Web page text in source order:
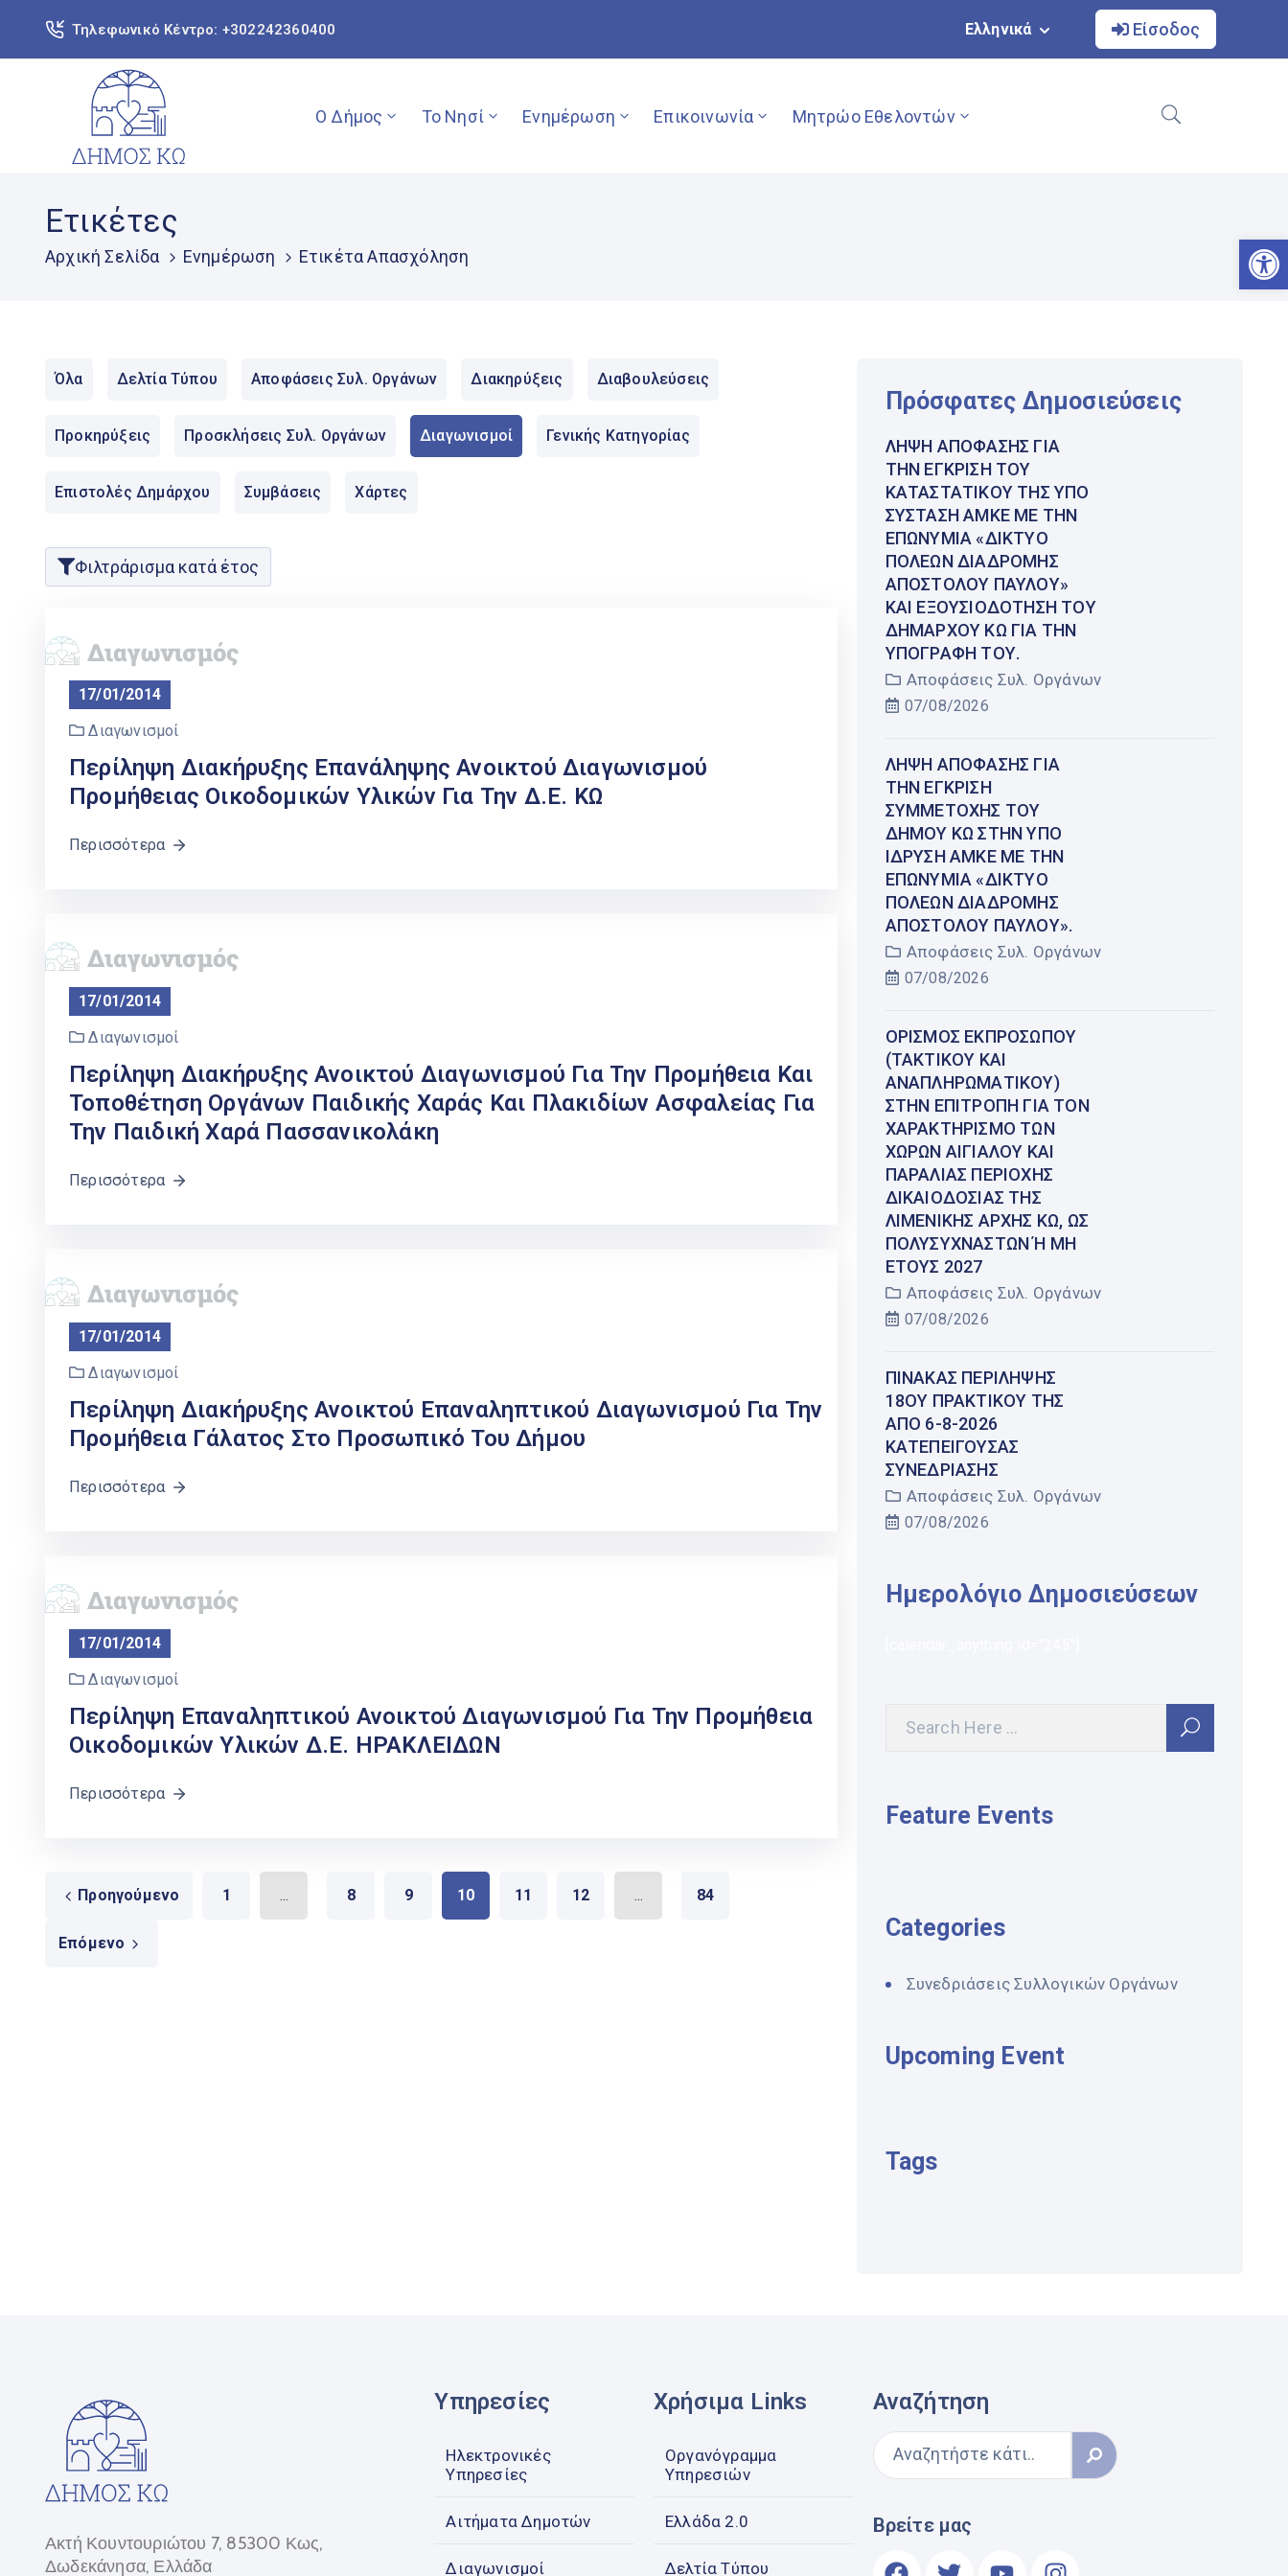
Τηλεφωνικό Κέντρο: +302242360400 Ελληνικά Είσοδος
Ο Δήμος Το Νησί Ενημέρωση Επικοινωνία Μητρώο Εθελοντών
Ετικέτες
Αρχική Σελίδα Ενημέρωση Ετικέτα Απασχόληση
Όλα Δελτία Τύπου Αποφάσεις Συλ. Οργάνων Διακηρύξεις Διαβουλεύσεις
Προκηρύξεις Προσκλήσεις Συλ. Οργάνων Διαγωνισμοί Γενικής Κατηγορίας
Επιστολές Δημάρχου Συμβάσεις Χάρτες
Φιλτράρισμα κατά έτος
17/01/2014
Διαγωνισμοί
Περίληψη Διακήρυξης Επανάληψης Ανοικτού Διαγωνισμού
Προμήθειας Οικοδομικών Υλικών Για Την Δ.Ε. ΚΩ
Περισσότερα
17/01/2014
Διαγωνισμοί
Περίληψη Διακήρυξης Ανοικτού Διαγωνισμού Για Την Προμήθεια Και
Τοποθέτηση Οργάνων Παιδικής Χαράς Και Πλακιδίων Ασφαλείας Για
Την Παιδική Χαρά Πασσανικολάκη
Περισσότερα
17/01/2014
Διαγωνισμοί
Περίληψη Διακήρυξης Ανοικτού Επαναληπτικού Διαγωνισμού Για Την
Προμήθεια Γάλατος Στο Προσωπικό Του Δήμου
Περισσότερα
17/01/2014
Διαγωνισμοί
Περίληψη Επαναληπτικού Ανοικτού Διαγωνισμού Για Την Προμήθεια
Οικοδομικών Υλικών Δ.Ε. ΗΡΑΚΛΕΙΔΩΝ
Περισσότερα
Προηγούμενο 1 ... 8 9 10 11 12 ... 84
Επόμενο
Πρόσφατες Δημοσιεύσεις
ΛΉΨΗ ΑΠΌΦΑΣΗΣ ΓΙΑ
ΤΗΝ ΈΓΚΡΙΣΗ ΤΟΥ
ΚΑΤΑΣΤΑΤΙΚΟΎ ΤΗΣ ΥΠΌ
ΣΎΣΤΑΣΗ ΑΜΚΕ ΜΕ ΤΗΝ
ΕΠΩΝΥΜΊΑ «ΔΊΚΤΥΟ
ΠΌΛΕΩΝ ΔΙΑΔΡΟΜΉΣ
ΑΠΟΣΤΌΛΟΥ ΠΑΎΛΟΥ»
ΚΑΙ ΕΞΟΥΣΙΟΔΌΤΗΣΗ ΤΟΥ
ΔΗΜΆΡΧΟΥ ΚΩ ΓΙΑ ΤΗΝ
ΥΠΟΓΡΑΦΉ ΤΟΥ.
Αποφάσεις Συλ. Οργάνων
07/08/2026
ΛΉΨΗ ΑΠΌΦΑΣΗΣ ΓΙΑ
ΤΗΝ ΈΓΚΡΙΣΗ
ΣΥΜΜΕΤΟΧΉΣ ΤΟΥ
ΔΉΜΟΥ ΚΩ ΣΤΗΝ ΥΠΌ
ΊΔΡΥΣΗ ΑΜΚΕ ΜΕ ΤΗΝ
ΕΠΩΝΥΜΊΑ «ΔΊΚΤΥΟ
ΠΌΛΕΩΝ ΔΙΑΔΡΟΜΉΣ
ΑΠΟΣΤΌΛΟΥ ΠΑΎΛΟΥ».
Αποφάσεις Συλ. Οργάνων
07/08/2026
ΟΡΙΣΜΌΣ ΕΚΠΡΟΣΏΠΟΥ
(ΤΑΚΤΙΚΟΎ ΚΑΙ
ΑΝΑΠΛΗΡΩΜΑΤΙΚΟΎ)
ΣΤΗΝ ΕΠΙΤΡΟΠΉ ΓΙΑ ΤΟΝ
ΧΑΡΑΚΤΗΡΙΣΜΌ ΤΩΝ
ΧΏΡΩΝ ΑΙΓΙΑΛΟΎ ΚΑΙ
ΠΑΡΑΛΊΑΣ ΠΕΡΙΟΧΉΣ
ΔΙΚΑΙΟΔΟΣΊΑΣ ΤΗΣ
ΛΙΜΕΝΙΚΉΣ ΑΡΧΉΣ ΚΩ, ΩΣ
ΠΟΛΥΣΎΧΝΑΣΤΩΝ Ή ΜΗ Έ
ΤΟΥΣ 2027
Αποφάσεις Συλ. Οργάνων
07/08/2026
ΠΊΝΑΚΑΣ ΠΕΡΊΛΗΨΗΣ
18ΟΥ ΠΡΑΚΤΙΚΟΎ ΤΗΣ
ΑΠΌ 6-8-2026
ΚΑΤΕΠΕΊΓΟΥΣΑΣ
ΣΥΝΕΔΡΊΑΣΗΣ
Αποφάσεις Συλ. Οργάνων
07/08/2026
Ημερολόγιο Δημοσιεύσεων
Feature Events
Categories
Συνεδριάσεις Συλλογικών Οργάνων
Upcoming Event
Tags
Ακτή Κουντουριώτου 7, 85300 Κως,
Δωδεκάνησα, Ελλάδα
Υπηρεσίες
Ηλεκτρονικές
Υπηρεσίες
Αιτήματα Δημοτών
Διαγωνισμοί
Χρήσιμα Links
Οργανόγραμμα
Υπηρεσιών
Ελλάδα 2.0
Δελτία Τύπου
Αναζήτηση
Βρείτε μας